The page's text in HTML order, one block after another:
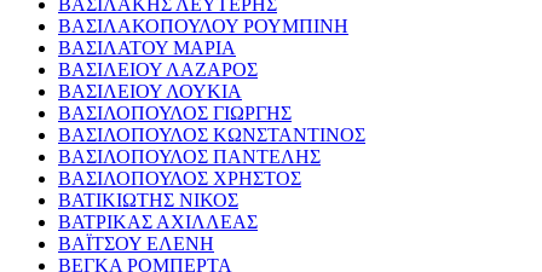
ΒΑΣΙΛΑΚΗΣ ΛΕΥΤΕΡΗΣ
ΒΑΣΙΛΑΚΟΠΟΥΛΟΥ ΡΟΥΜΠΙΝΗ
ΒΑΣΙΛΑΤΟΥ ΜΑΡΙΑ
ΒΑΣΙΛΕΙΟΥ ΛΑΖΑΡΟΣ
ΒΑΣΙΛΕΙΟΥ ΛΟΥΚΙΑ
ΒΑΣΙΛΟΠΟΥΛΟΣ ΓΙΩΡΓΗΣ
ΒΑΣΙΛΟΠΟΥΛΟΣ ΚΩΝΣΤΑΝΤΙΝΟΣ
ΒΑΣΙΛΟΠΟΥΛΟΣ ΠΑΝΤΕΛΗΣ
ΒΑΣΙΛΟΠΟΥΛΟΣ ΧΡΗΣΤΟΣ
ΒΑΤΙΚΙΩΤΗΣ ΝΙΚΟΣ
ΒΑΤΡΙΚΑΣ ΑΧΙΛΛΕΑΣ
ΒΑΪΤΣΟΥ ΕΛΕΝΗ
ΒΕΓΚΑ ΡΟΜΠΕΡΤΑ